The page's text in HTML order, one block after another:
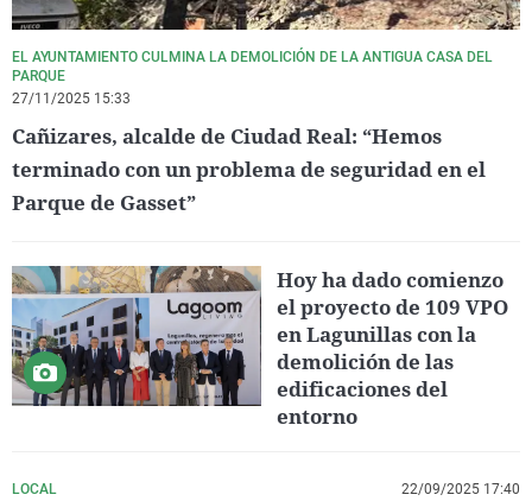
EL AYUNTAMIENTO CULMINA LA DEMOLICIÓN DE LA ANTIGUA CASA DEL
PARQUE
27/11/2025 15:33
Cañizares, alcalde de Ciudad Real: “Hemos
terminado con un problema de seguridad en el
Parque de Gasset”
Hoy ha dado comienzo
el proyecto de 109 VPO
en Lagunillas con la
demolición de las
edificaciones del
entorno
LOCAL 22/09/2025 17:40